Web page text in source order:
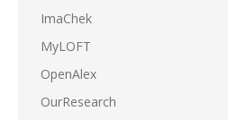
ImaChek
MyLOFT
OpenAlex
OurResearch